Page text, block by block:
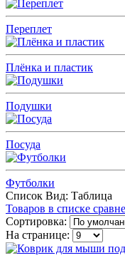
Переплет
Плёнка и пластик
Подушки
Посуда
Футболки
Список Вид: Таблица
Товаров в списке
Сортировка:
На странице: